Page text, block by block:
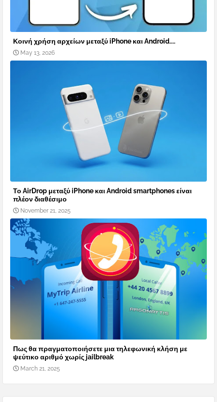
Κοινή χρήση αρχείων μεταξύ iPhone και Android....
May 13, 2026
Το AirDrop μεταξύ iPhone και Android smartphones είναι
πλέον διαθέσιμο
November 21, 2025
Πως θα πραγματοποιήσετε μια τηλεφωνική κλήση με
ψεύτικο αριθμό χωρίς jailbreak
March 21, 2025